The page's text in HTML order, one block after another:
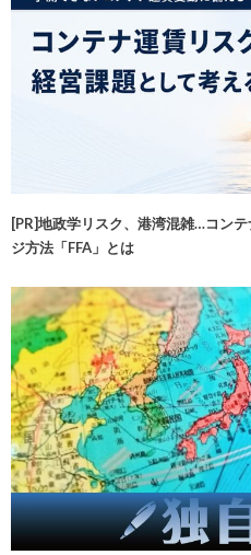
[PR]地政学リスク、港湾混雑…コン
ジ方法「FFA」とは